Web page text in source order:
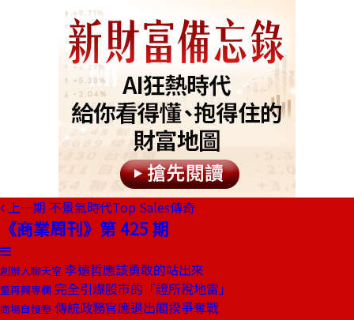
上一期 不景氣時代Top Sales傳奇
《商業周刊》第 425 期
創辦人聊天室 李遠哲應該勇敢的站出來
童再興專欄 完全引爆股市的「證所稅地雷」
商場自慢塾 傳統政務官應退出閣揆爭奪戰